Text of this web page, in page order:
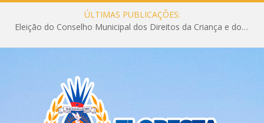
ÚLTIMAS PUBLICAÇÕES:
Eleição do Conselho Municipal dos Direitos da Criança e do Adolescente CMDCA 2026